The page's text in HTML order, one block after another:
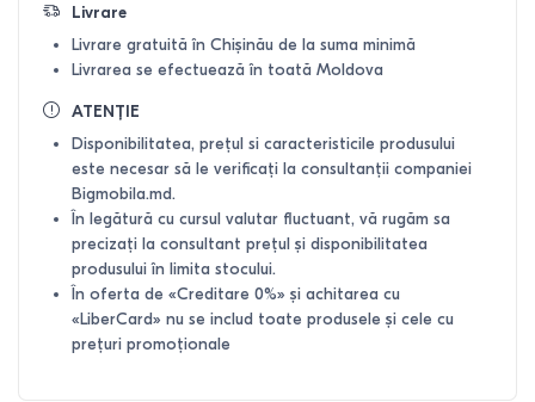
Livrare
Livrare gratuită în Chișinău de la suma minimă
Livrarea se efectuează în toată Moldova
ATENȚIE
Disponibilitatea, prețul si caracteristicile produsului
este necesar să le verificați la consultanții companiei
Bigmobila.md.
În legătură cu cursul valutar fluctuant, vă rugăm sa
precizați la consultant prețul și disponibilitatea
produsului în limita stocului.
În oferta de «Creditare 0%» și achitarea cu
«LiberCard» nu se includ toate produsele și cele cu
prețuri promoționale